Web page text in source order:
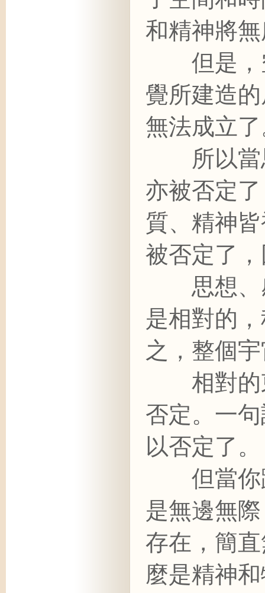
和精神將
但是，
覺所建造
無法成立
所以當
亦被否定
質、精神
被否定了
思想、
是相對的
之，整個
相對的
否定。一
以否定了。
但當你
是無邊無
存在，簡
麼是精神